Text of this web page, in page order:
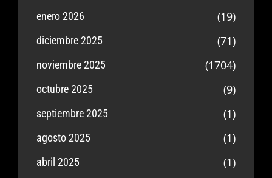
enero 2026 (19)
diciembre 2025 (71)
noviembre 2025 (1704)
octubre 2025 (9)
septiembre 2025 (1)
agosto 2025 (1)
abril 2025 (1)